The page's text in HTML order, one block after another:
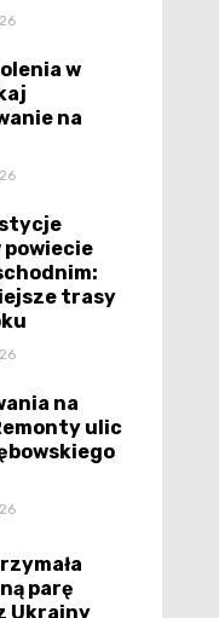
w
na
powiecie
trasy
na
ulic
parę
Ukrainy